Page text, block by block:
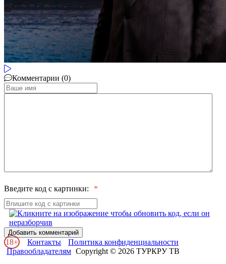
Комментарии (0)
Введите код с картинки:
Добавить комментарий
18+ Контакты
Политика конфиденциальности
Правообладателям Copyright © 2026 ТУРКРУ ТВ